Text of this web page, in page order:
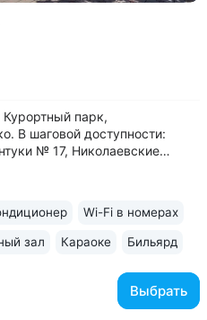
парк,
В шаговой доступности:
№ 17, Николаевские
— высокие стандарты
Выбрать
Wi-Fi в номерах
зал Караоке Бильярд